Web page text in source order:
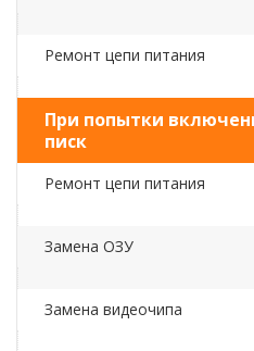
Ремонт цепи питания
При попытки
писк
Ремонт цепи питания
Замена ОЗУ
Замена видеочипа